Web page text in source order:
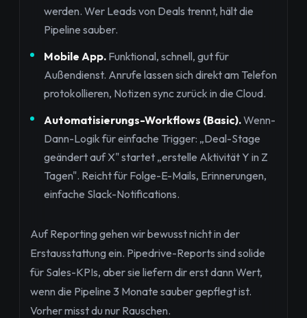
werden. Wer Leads von Deals trennt, hält die
Pipeline sauber.
Mobile App. Funktional, schnell, gut für
Außendienst. Anrufe lassen sich direkt am Telefon
protokollieren, Notizen sync zurück in die Cloud.
Automatisierungs-Workflows (Basic).Wenn-
Dann-Logik für einfache Trigger: „Deal-Stage
geändert auf X" startet „erstelle Aktivität Y in Z
Tagen". Reicht für Folge-E-Mails, Erinnerungen,
einfache Slack-Notifications.
Auf Reporting gehen wir bewusst nicht in der
Erstausstattung ein. Pipedrive-Reports sind solide
für Sales-KPIs, aber sie liefern dir erst dann Wert,
wenn die Pipeline 3 Monate sauber gepflegt ist.
Vorher misst du nur Rauschen.